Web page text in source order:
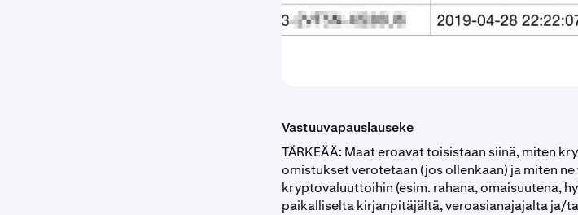
Vastuuvapauslauseke
TÄRKEÄÄ: Maat eroavat toisistaan siinä, miten
omistukset verotetaan (jos ollenkaan) ja miten
kryptovaluuttoihin (esim. rahana, omaisuutena,
paikalliselta kirjanpitäjältä, veroasianajajalta ja/